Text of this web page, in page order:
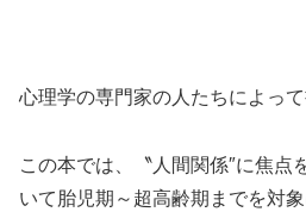
心理学の専門家の人たちによって
この本では、〝人間関係″に焦点
いて胎児期～超高齢期までを対